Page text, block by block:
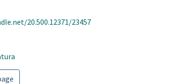
20.500.12371/23457